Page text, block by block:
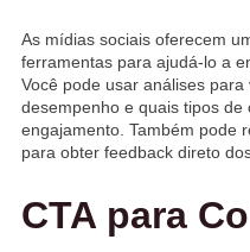
As mídias sociais oferecem
ferramentas para ajudá-lo a
Você pode usar análises
desempenho e quais tipos de
engajamento. Também pode
para obter feedback direto
CTA para